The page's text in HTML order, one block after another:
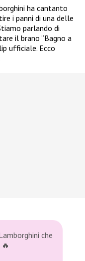
ha cantanto
i panni di una delle
parlando di
il brano “Bagno a
ufficiale. Ecco
che
🔥